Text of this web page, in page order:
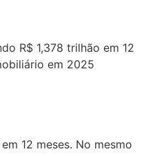
R$ 1,378 trilhão em 12
em 2025
12 meses. No mesmo